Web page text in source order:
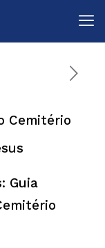
Cemitério
Guia